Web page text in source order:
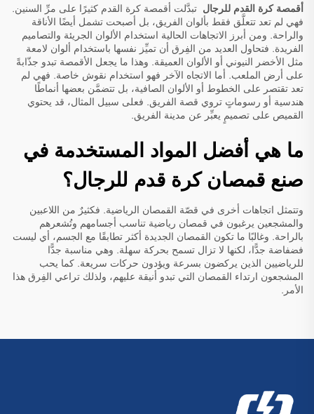
أقمصة كرة القدم للرجال تبدَّلت أقمصة كرة القدم كثيرًا على مرِّ السنين.
فهي لم تعد تتعلَّق فقط بألوان الفريق، بل أصبحت تشمل أيضًا الأناقة
والراحة. ومن أبرز الاتجاهات الحالية استخدام الألوان الجريئة والتصاميم
الفريدة. فتحاول العديد من الفِرق أن تميِّز نفسها باستخدام ألوان لامعة
مثل الأخضر النيوني أو الألوان العميقة. وهذا ما يجعل الأقمصة تبدو جذّابةً
على أرض الملعب. أما الاتجاه الآخر فهو استخدام نقوش خاصة. فهي لم
تعد تقتصر على الخطوط أو الألوان الصافية، بل تتضمَّن بعضها أنماطًا
هندسية أو رسوماتٍ تروي قصة الفريق. فعلى سبيل المثال، قد يحتوي
القميص على تصميمٍ يعبِّر عن مدينة الفريق.
ما هي أفضل المواد المستخدمة في
صنع قمصان كرة قدم للرجال؟
وتتمثل اتجاهات أخرى في قصّة القمصان الرياضية. فكثيرٌ من اللاعبين
والمشجعين يرغبون في قمصان رياضية تناسب أجسامهم وتُشعرهم
بالراحة. وغالبًا ما تكون القمصان الجديدة أكثر تطابقًا مع الجسم، أي ليست
فضفاضة جدًّا، لكنها لا تزال تسمح بحركة سهلة. وهي مناسبة جدًّا
للرياضيين الذين يركضون بسرعة ويؤدون حركات سريعة. كما يحب
المشجعون ارتداء القمصان التي تبدو أنيقة عليهم، ولذلك تراعي الفِرق هذا
الأمر.